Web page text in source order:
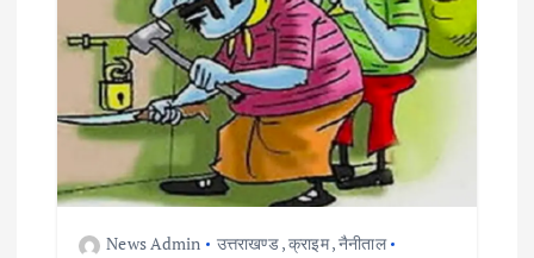
News Admin उत्तराखण्ड,क्राइम,नैनीताल